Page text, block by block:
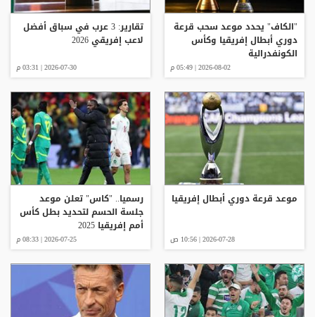
"الكاف" يحدد موعد سحب قرعة
دوري أبطال إفريقيا وكأس
الكونفدرالية
2026-08-02 | 05:49 م
تقارير: 3 عرب في سباق أفضل
لاعب إفريقي 2026
2026-07-30 | 03:31 م
موعد قرعة دوري أبطال إفريقيا
2026-07-28 | 10:56 ص
رسميا.. "كاس" تعلن موعد
جلسة الحسم لتحديد بطل كأس
أمم إفريقيا 2025
2026-07-25 | 08:33 م